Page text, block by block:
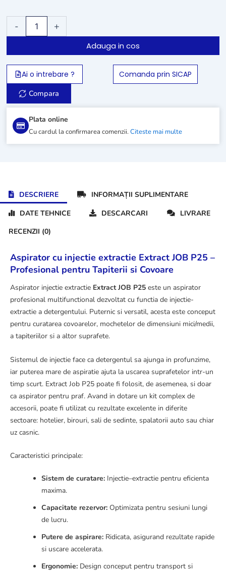
Plata online
Cu cardul la confirmarea comenzii.Citeste mai multe
-
Aspirator
Extract
JOB
P25
+
Adauga in cos
Ai o intrebare ?
Comanda prin SICAP
Compara
DESCRIERE
INFORMAȚII SUPLIMENTARE
DATE TEHNICE
DESCARCARI
LIVRARE
RECENZII (0)
Aspirator cu injectie extractie Extract JOB P25 –
Profesional pentru Tapiterii si Covoare
Aspirator injectie extractie Extract JOB P25 este un aspirator
profesional multifunctional dezvoltat cu functia de injectie-
extractie a detergentului. Puternic si versatil, acesta este conceput
pentru curatarea covoarelor, mochetelor de dimensiuni mici/medii,
a tapiteriilor si a altor suprafete.
Sistemul de injectie face ca detergentul sa ajunga in profunzime,
iar puterea mare de aspiratie ajuta la uscarea suprafetelor intr-un
timp scurt. Extract Job P25 poate fi folosit, de asemenea, si doar
ca aspirator pentru praf. Avand in dotare un kit complex de
accesorii, poate fi utilizat cu rezultate excelente in diferite
sectoare: hotelier, birouri, sali de sedinte, spalatorii auto sau chiar
uz casnic.
Caracteristici principale:
Sistem de curatare: Injectie–extractie pentru eficienta
maxima.
Capacitate rezervor: Optimizata pentru sesiuni lungi
de lucru.
Putere de aspirare: Ridicata, asigurand rezultate rapide
si uscare accelerata.
Ergonomie: Design conceput pentru transport si